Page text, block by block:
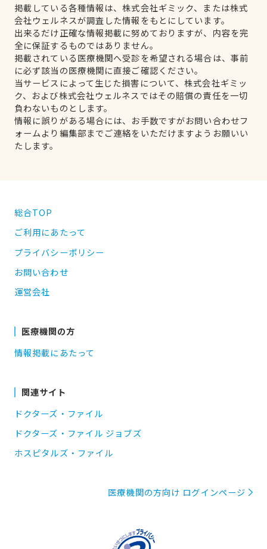
掲載している各種情報は、株式会社ギミック、または株式
会社ウェルネスが調査した情報をもとにしています。
出来るだけ正確な情報掲載に努めておりますが、内容を完
全に保証するものではありません。
掲載されている医療機関へ受診を希望される場合は、事前
に必ず該当の医療機関に直接ご確認ください。
当サービスによって生じた損害について、株式会社ギミッ
ク、および株式会社ウェルネスではその賠償の責任を一切
負わないものとします。
情報に誤りがある場合には、お手数ですがお問い合わせフ
ォームより編集部までご連絡をいただけますようお願いい
たします。
総合TOP
ご利用にあたって
プライバシーポリシー
お問い合わせ
運営会社
医療機関の方
情報掲載にあたって
関連サイト
ドクターズ・ファイル
ドクターズ・ファイル ジョブズ
ホスピタルズ・ファイル
医療機関の方向け ログインページ